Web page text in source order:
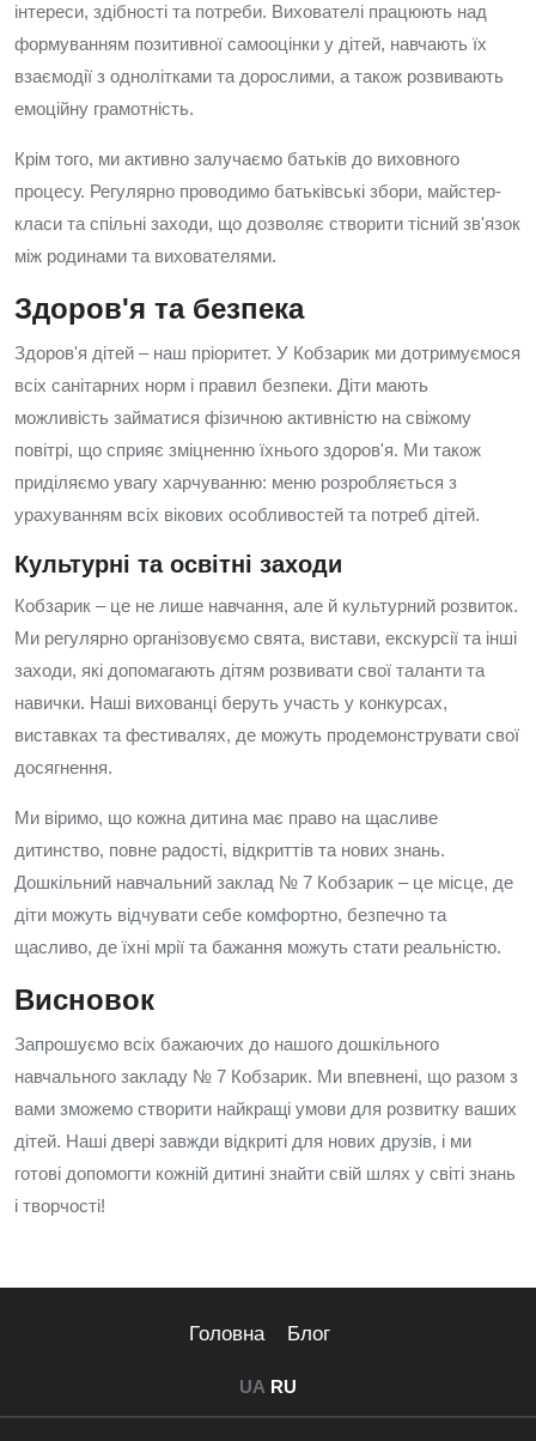
інтереси, здібності та потреби. Вихователі працюють над
формуванням позитивної самооцінки у дітей, навчають їх
взаємодії з однолітками та дорослими, а також розвивають
емоційну грамотність.
Крім того, ми активно залучаємо батьків до виховного
процесу. Регулярно проводимо батьківські збори, майстер-
класи та спільні заходи, що дозволяє створити тісний зв'язок
між родинами та вихователями.
Здоров'я та безпека
Здоров'я дітей – наш пріоритет. У Кобзарик ми дотримуємося
всіх санітарних норм і правил безпеки. Діти мають
можливість займатися фізичною активністю на свіжому
повітрі, що сприяє зміцненню їхнього здоров'я. Ми також
приділяємо увагу харчуванню: меню розробляється з
урахуванням всіх вікових особливостей та потреб дітей.
Культурні та освітні заходи
Кобзарик – це не лише навчання, але й культурний розвиток.
Ми регулярно організовуємо свята, вистави, екскурсії та інші
заходи, які допомагають дітям розвивати свої таланти та
навички. Наші вихованці беруть участь у конкурсах,
виставках та фестивалях, де можуть продемонструвати свої
досягнення.
Ми віримо, що кожна дитина має право на щасливе
дитинство, повне радості, відкриттів та нових знань.
Дошкільний навчальний заклад № 7 Кобзарик – це місце, де
діти можуть відчувати себе комфортно, безпечно та
щасливо, де їхні мрії та бажання можуть стати реальністю.
Висновок
Запрошуємо всіх бажаючих до нашого дошкільного
навчального закладу № 7 Кобзарик. Ми впевнені, що разом з
вами зможемо створити найкращі умови для розвитку ваших
дітей. Наші двері завжди відкриті для нових друзів, і ми
готові допомогти кожній дитині знайти свій шлях у світі знань
і творчості!
Головна Блог
UA RU